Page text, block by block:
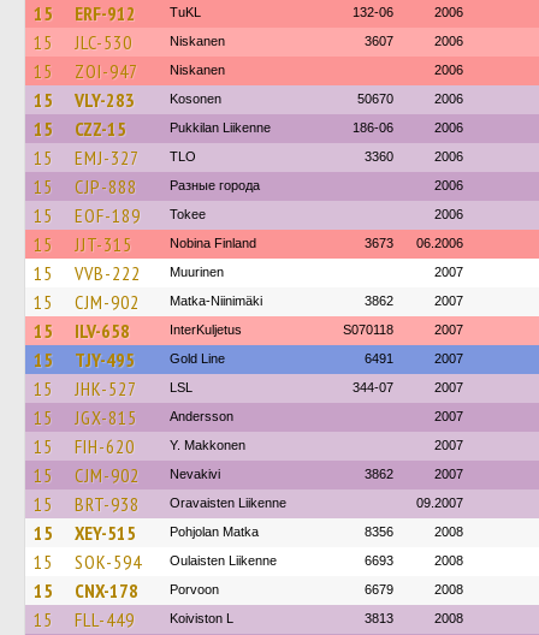
15 ERF-912 TuKL 132-06 2006
15 JLC-530 Niskanen 3607 2006
15 ZOI-947 Niskanen 2006
15 VLY-283 Kosonen 50670 2006
15 CZZ-15 Pukkilan Liikenne 186-06 2006
15 EMJ-327 TLO 3360 2006
15 CJP-888 Разные города 2006
15 EOF-189 Tokee 2006
15 JJT-315 Nobina Finland 3673 06.2006
15 VVB-222 Muurinen 2007
15 CJM-902 Matka-Niinimäki 3862 2007
15 ILV-658 InterKuljetus S070118 2007
15 TJY-495 Gold Line 6491 2007
15 JHK-527 LSL 344-07 2007
15 JGX-815 Andersson 2007
15 FIH-620 Y. Makkonen 2007
15 CJM-902 Nevakivi 3862 2007
15 BRT-938 Oravaisten Liikenne 09.2007
15 XEY-515 Pohjolan Matka 8356 2008
15 SOK-594 Oulaisten Liikenne 6693 2008
15 CNX-178 Porvoon 6679 2008
15 FLL-449 Koiviston L 3813 2008